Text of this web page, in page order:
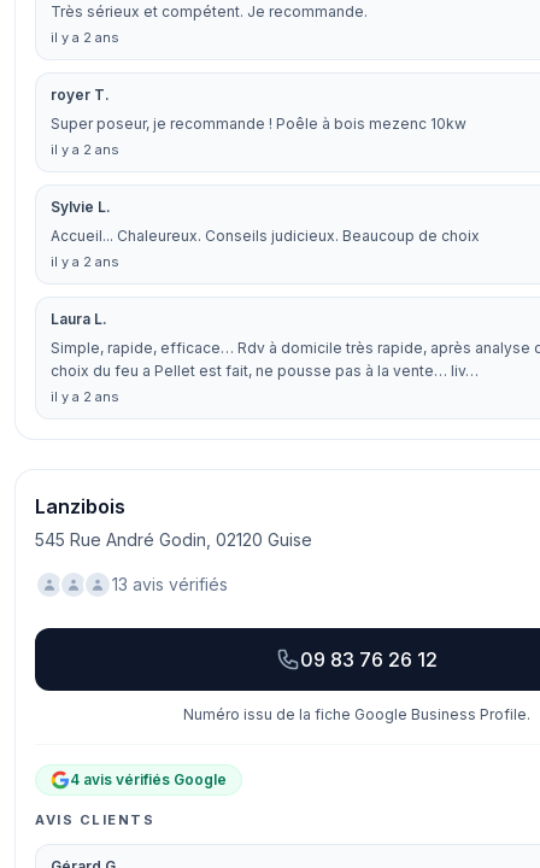
Très sérieux et compétent. Je recommande.
il y a 2 ans
royer T.
Super poseur, je recommande ! Poêle à bois mezenc 10kw
il y a 2 ans
Sylvie L.
Accueil... Chaleureux. Conseils judicieux. Beaucoup de choix
il y a 2 ans
Laura L.
Simple, rapide, efficace… Rdv à domicile très rapide, après analyse
choix du feu a Pellet est fait, ne pousse pas à la vente… liv…
il y a 2 ans
Lanzibois
545 Rue André Godin, 02120 Guise
13 avis vérifiés
09 83 76 26 12
Numéro issu de la fiche Google Business Profile.
4 avis vérifiés Google
AVIS CLIENTS